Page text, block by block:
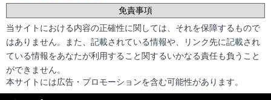
免責事項
当サイトにおける内容の正確性に関しては、それを保障するもので
はありません。また、記載されている情報や、リンク先に記載され
ている情報をあなたが利用すること関するいかなる責任も負うこと
ができません。
本サイトには広告・プロモーションを含む可能性があります。